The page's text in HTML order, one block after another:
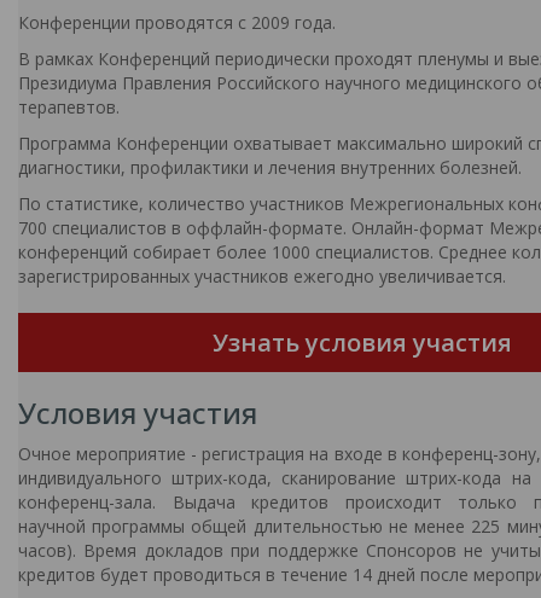
Конференции проводятся с 2009 года.
В рамках Конференций периодически проходят пленумы и
Президиума Правления Российского научного медицинского
терапевтов.
Программа Конференции охватывает максимально широкий
диагностики, профилактики и лечения внутренних болезней.
По статистике, количество участников Межрегиональных
700 специалистов в оффлайн-формате. Онлайн-формат
конференций собирает более 1000 специалистов. Среднее
зарегистрированных участников ежегодно увеличивается.
Узнать условия участия
Условия участия
Очное мероприятие - регистрация на входе в конференц-
индивидуального штрих-кода, сканирование штрих-кода
конференц-зала. Выдача кредитов происходит только
научной программы общей длительностью не менее 225
часов). Время докладов при поддержке Спонсоров не
кредитов будет проводиться в течение 14 дней после